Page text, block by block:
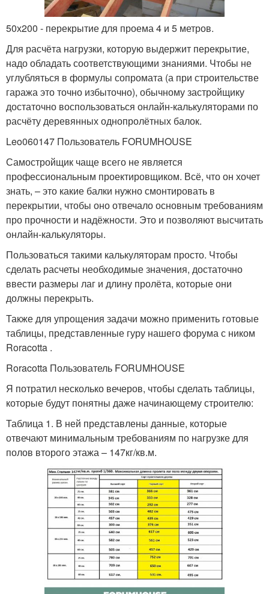
50х200 - перекрытие для проема 4 и 5 метров.
Для расчёта нагрузки, которую выдержит перекрытие,
надо обладать соответствующими знаниями. Чтобы не
углубляться в формулы сопромата (а при строительстве
гаража это точно избыточно), обычному застройщику
достаточно воспользоваться онлайн-калькуляторами по
расчёту деревянных однопролётных балок.
Leo060147 Пользователь FORUMHOUSE
Самостройщик чаще всего не является
профессиональным проектировщиком. Всё, что он хочет
знать, – это какие балки нужно смонтировать в
перекрытии, чтобы оно отвечало основным требованиям
про прочности и надёжности. Это и позволяют высчитать
онлайн-калькуляторы.
Пользоваться такими калькуляторам просто. Чтобы
сделать расчеты необходимые значения, достаточно
ввести размеры лаг и длину пролёта, которые они
должны перекрыть.
Также для упрощения задачи можно применить готовые
таблицы, представленные гуру нашего форума с ником
Roracotta .
Roracotta Пользователь FORUMHOUSE
Я потратил несколько вечеров, чтобы сделать таблицы,
которые будут понятны даже начинающему строителю:
Таблица 1. В ней представлены данные, которые
отвечают минимальным требованиям по нагрузке для
полов второго этажа – 147кг/кв.м.